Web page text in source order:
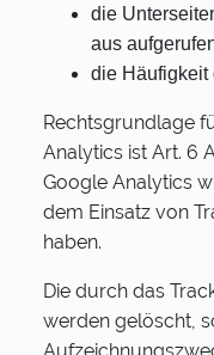
die
aus
die Häufigkeit
Rechtsgrundlage
Analytics ist Art. 6
Google Analytics
dem Einsatz von
haben.
Die durch das
werden gelöscht,